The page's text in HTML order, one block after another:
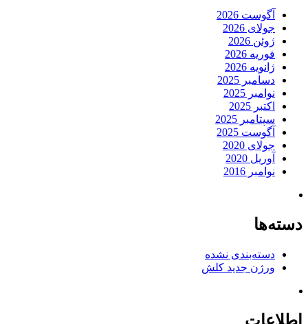
آگوست 2026
جولای 2026
ژوئن 2026
فوریه 2026
ژانویه 2026
دسامبر 2025
نوامبر 2025
اکتبر 2025
سپتامبر 2025
آگوست 2025
جولای 2020
آوریل 2020
نوامبر 2016
دسته‌ها
دسته‌بندی نشده
ورژن جدید کلش
اطلاعات